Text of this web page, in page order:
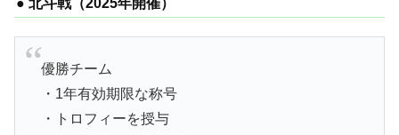
優勝チーム
・1年有効期限な称号
・トロフィーを授与